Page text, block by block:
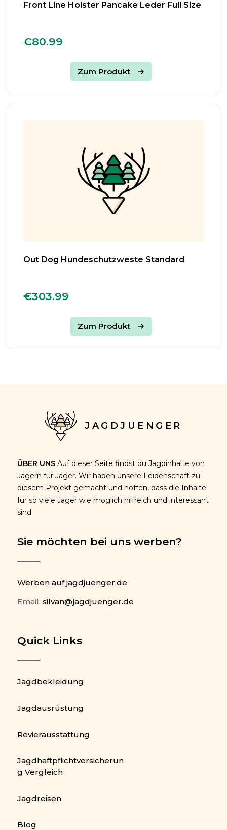
Front Line Holster Pancake Leder Full Size
€80.99
Zum Produkt
Out Dog Hundeschutzweste Standard
€303.99
Zum Produkt
JAGDJUENGER
ÜBER UNS Auf dieser Seite findst du Jagdinhalte von
Jägern für Jäger. Wir haben unsere Leidenschaft zu
diesem Projekt gemacht und hoffen, dass die Inhalte
für so viele Jäger wie möglich hilfreich und interessant
sind.
Sie möchten bei uns werben?
Werben auf jagdjuenger.de
Email: silvan@jagdjuenger.de
Quick Links
Jagdbekleidung
Jagdausrüstung
Revierausstattung
Jagdhaftpflichtversicherun
g Vergleich
Jagdreisen
Blog